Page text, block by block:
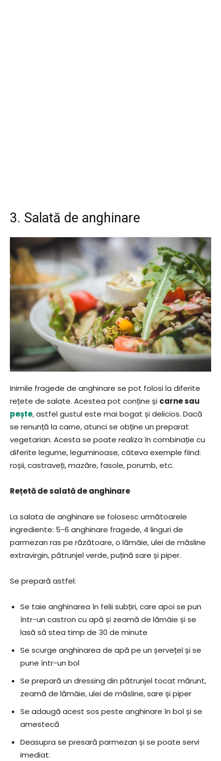
3. Salată de anghinare
Inimile fragede de anghinare se pot folosi la diferite
rețete de salate. Acestea pot conține și carne sau
pește, astfel gustul este mai bogat și delicios. Dacă
se renunță la carne, atunci se obține un preparat
vegetarian. Acesta se poate realiza în combinație cu
diferite legume, leguminoase, câteva exemple fiind:
roșii, castraveți, mazăre, fasole, porumb, etc.
Rețetă de salată de anghinare
La salata de anghinare se folosesc următoarele
ingrediente: 5-6 anghinare fragede, 4 linguri de
parmezan ras pe răzătoare, o lămâie, ulei de măsline
extravirgin, pătrunjel verde, puțină sare și piper.
Se prepară astfel:
Se taie anghinarea în felii subțiri, care apoi se pun
într-un castron cu apă și zeamă de lămâie și se
lasă să stea timp de 30 de minute
Se scurge anghinarea de apă pe un șervețel și se
pune într-un bol
Se prepară un dressing din pătrunjel tocat mărunt,
zeamă de lămâie, ulei de măsline, sare și piper
Se adaugă acest sos peste anghinare în bol și se
amestecă
Deasupra se presară parmezan și se poate servi
imediat.